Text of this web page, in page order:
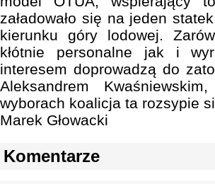
załadowało się na jeden
kierunku góry lodowej.
kłótnie personalne jak i
interesem doprowadzą do
Aleksandrem
wyborach koalicja ta rozsypie
Marek Głowacki
Komentarze